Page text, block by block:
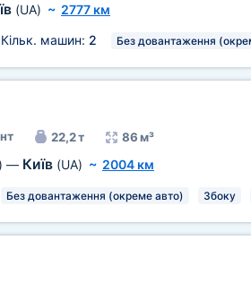
(UA) ~ 2777 км
машин: 2 Без довантаження
22,2 т 86 м³
— Київ (UA) ~ 2004 км
Без довантаження (окреме авто) Збоку